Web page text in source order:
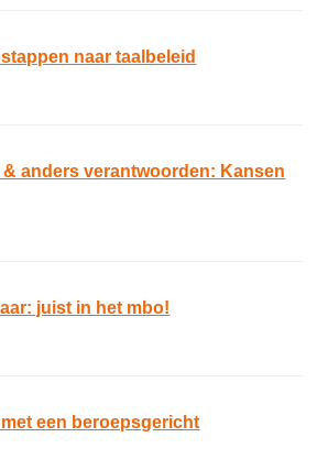
naar taalbeleid
& anders verantwoorden: Kansen
juist in het mbo!
een beroepsgericht